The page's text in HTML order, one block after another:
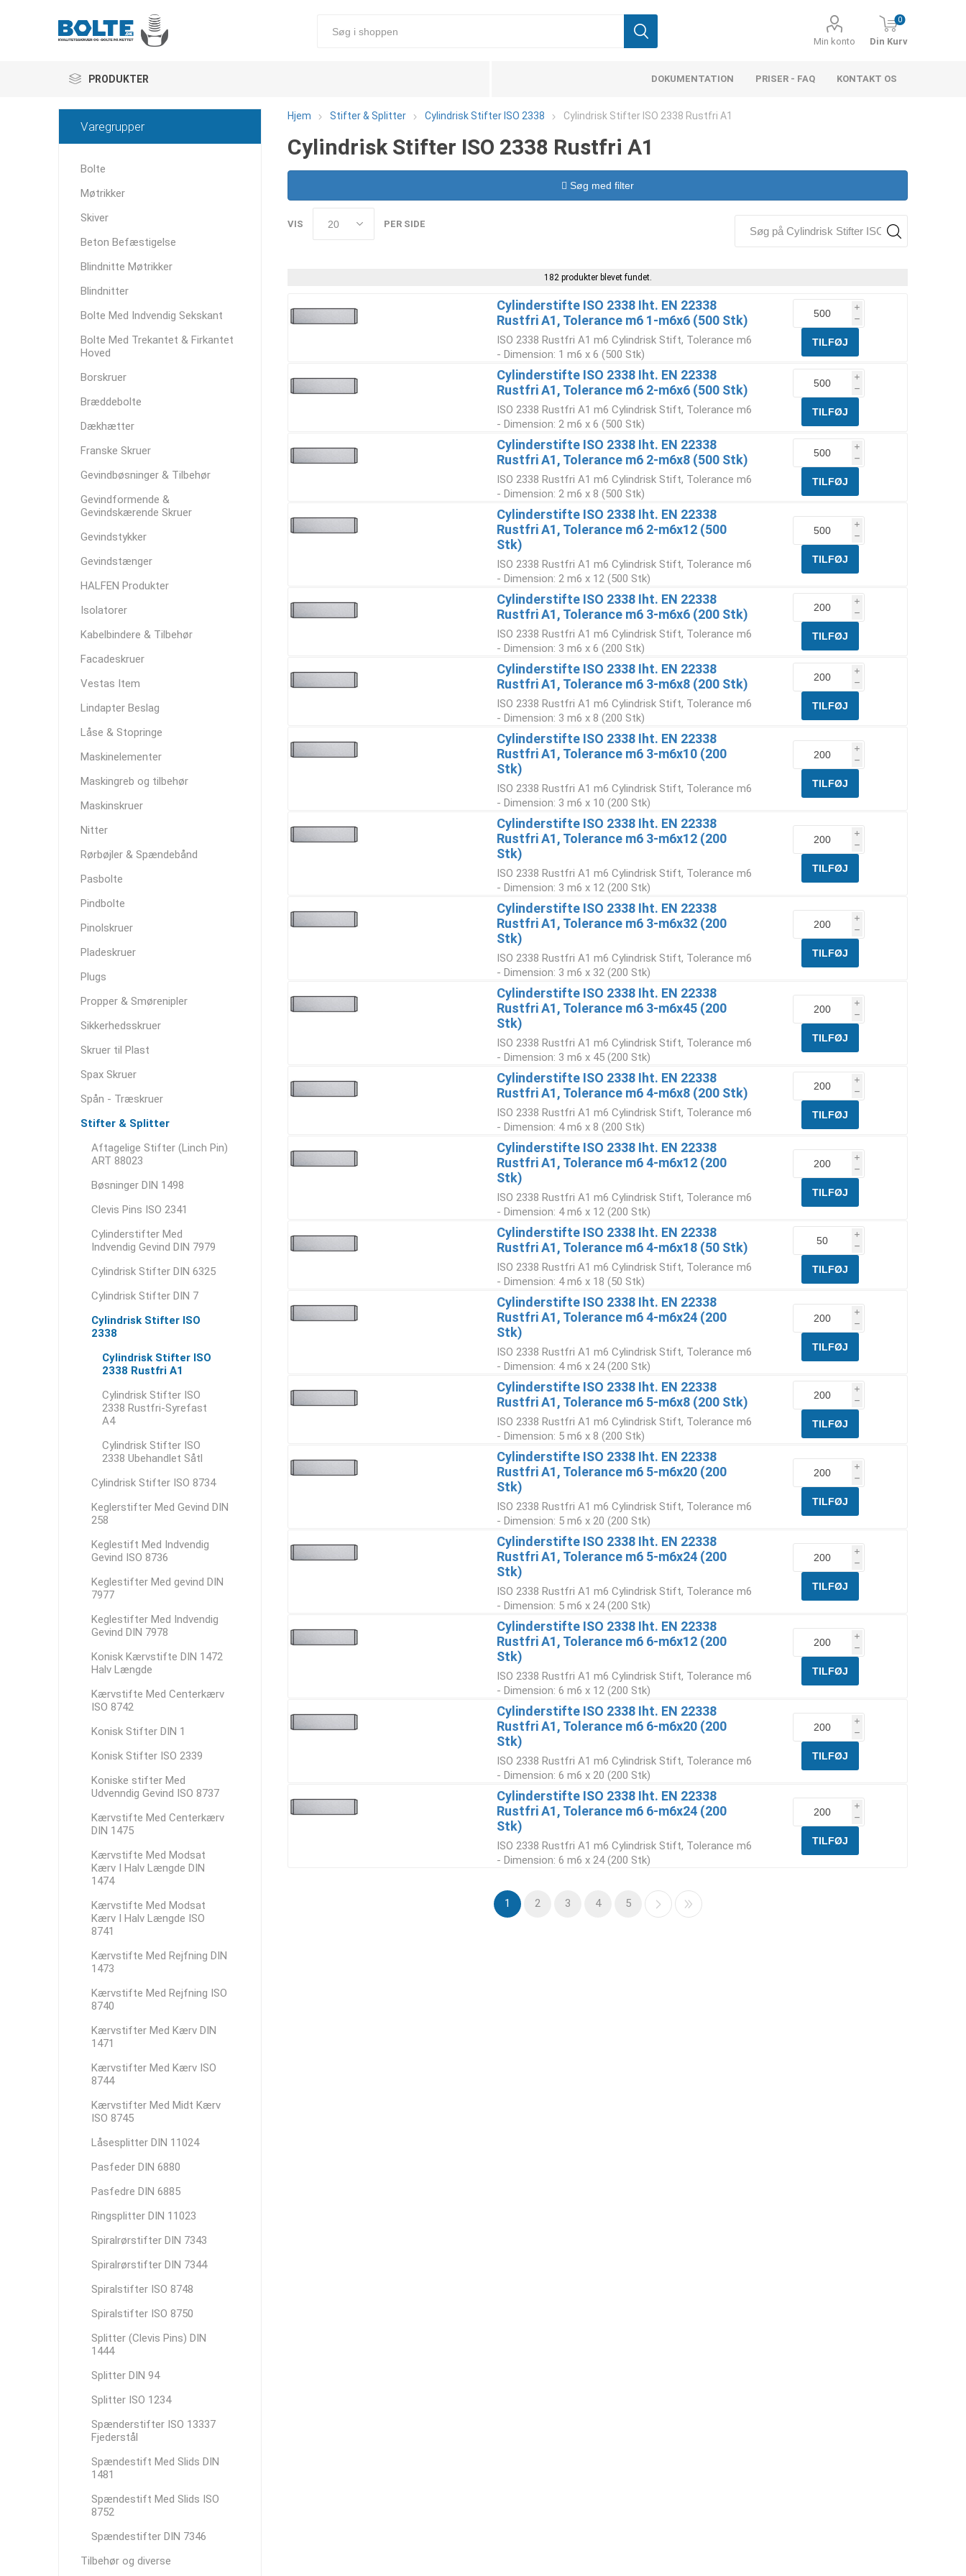
Min konto
0
Din Kurv
PRODUKTER DOKUMENTATION PRISER - FAQ KONTAKT OS
Hjem Stifter & Splitter Cylindrisk Stifter ISO 2338 Cylindrisk Stifter ISO 2338 Rustfri A1
Cylindrisk Stifter ISO 2338 Rustfri A1
Søg med filter
VIS PER SIDE
182 produkter blevet fundet.
Cylinderstifte ISO 2338 Iht. EN 22338
Rustfri A1, Tolerance m6 1-m6x6 (500 Stk)
ISO 2338 Rustfri A1 m6 Cylindrisk Stift, Tolerance m6
- Dimension: 1 m6 x 6 (500 Stk)
i
h
Cylinderstifte ISO 2338 Iht. EN 22338
Rustfri A1, Tolerance m6 2-m6x6 (500 Stk)
ISO 2338 Rustfri A1 m6 Cylindrisk Stift, Tolerance m6
- Dimension: 2 m6 x 6 (500 Stk)
i
h
Cylinderstifte ISO 2338 Iht. EN 22338
Rustfri A1, Tolerance m6 2-m6x8 (500 Stk)
ISO 2338 Rustfri A1 m6 Cylindrisk Stift, Tolerance m6
- Dimension: 2 m6 x 8 (500 Stk)
i
h
Cylinderstifte ISO 2338 Iht. EN 22338
Rustfri A1, Tolerance m6 2-m6x12 (500
Stk)
ISO 2338 Rustfri A1 m6 Cylindrisk Stift, Tolerance m6
- Dimension: 2 m6 x 12 (500 Stk)
i
h
Cylinderstifte ISO 2338 Iht. EN 22338
Rustfri A1, Tolerance m6 3-m6x6 (200 Stk)
ISO 2338 Rustfri A1 m6 Cylindrisk Stift, Tolerance m6
- Dimension: 3 m6 x 6 (200 Stk)
i
h
Cylinderstifte ISO 2338 Iht. EN 22338
Rustfri A1, Tolerance m6 3-m6x8 (200 Stk)
ISO 2338 Rustfri A1 m6 Cylindrisk Stift, Tolerance m6
- Dimension: 3 m6 x 8 (200 Stk)
i
h
Cylinderstifte ISO 2338 Iht. EN 22338
Rustfri A1, Tolerance m6 3-m6x10 (200
Stk)
ISO 2338 Rustfri A1 m6 Cylindrisk Stift, Tolerance m6
- Dimension: 3 m6 x 10 (200 Stk)
i
h
Cylinderstifte ISO 2338 Iht. EN 22338
Rustfri A1, Tolerance m6 3-m6x12 (200
Stk)
ISO 2338 Rustfri A1 m6 Cylindrisk Stift, Tolerance m6
- Dimension: 3 m6 x 12 (200 Stk)
i
h
Cylinderstifte ISO 2338 Iht. EN 22338
Rustfri A1, Tolerance m6 3-m6x32 (200
Stk)
ISO 2338 Rustfri A1 m6 Cylindrisk Stift, Tolerance m6
- Dimension: 3 m6 x 32 (200 Stk)
i
h
Cylinderstifte ISO 2338 Iht. EN 22338
Rustfri A1, Tolerance m6 3-m6x45 (200
Stk)
ISO 2338 Rustfri A1 m6 Cylindrisk Stift, Tolerance m6
- Dimension: 3 m6 x 45 (200 Stk)
i
h
Cylinderstifte ISO 2338 Iht. EN 22338
Rustfri A1, Tolerance m6 4-m6x8 (200 Stk)
ISO 2338 Rustfri A1 m6 Cylindrisk Stift, Tolerance m6
- Dimension: 4 m6 x 8 (200 Stk)
i
h
Cylinderstifte ISO 2338 Iht. EN 22338
Rustfri A1, Tolerance m6 4-m6x12 (200
Stk)
ISO 2338 Rustfri A1 m6 Cylindrisk Stift, Tolerance m6
- Dimension: 4 m6 x 12 (200 Stk)
i
h
Cylinderstifte ISO 2338 Iht. EN 22338
Rustfri A1, Tolerance m6 4-m6x18 (50 Stk)
ISO 2338 Rustfri A1 m6 Cylindrisk Stift, Tolerance m6
- Dimension: 4 m6 x 18 (50 Stk)
i
h
Cylinderstifte ISO 2338 Iht. EN 22338
Rustfri A1, Tolerance m6 4-m6x24 (200
Stk)
ISO 2338 Rustfri A1 m6 Cylindrisk Stift, Tolerance m6
- Dimension: 4 m6 x 24 (200 Stk)
i
h
Cylinderstifte ISO 2338 Iht. EN 22338
Rustfri A1, Tolerance m6 5-m6x8 (200 Stk)
ISO 2338 Rustfri A1 m6 Cylindrisk Stift, Tolerance m6
- Dimension: 5 m6 x 8 (200 Stk)
i
h
Cylinderstifte ISO 2338 Iht. EN 22338
Rustfri A1, Tolerance m6 5-m6x20 (200
Stk)
ISO 2338 Rustfri A1 m6 Cylindrisk Stift, Tolerance m6
- Dimension: 5 m6 x 20 (200 Stk)
i
h
Cylinderstifte ISO 2338 Iht. EN 22338
Rustfri A1, Tolerance m6 5-m6x24 (200
Stk)
ISO 2338 Rustfri A1 m6 Cylindrisk Stift, Tolerance m6
- Dimension: 5 m6 x 24 (200 Stk)
i
h
Cylinderstifte ISO 2338 Iht. EN 22338
Rustfri A1, Tolerance m6 6-m6x12 (200
Stk)
ISO 2338 Rustfri A1 m6 Cylindrisk Stift, Tolerance m6
- Dimension: 6 m6 x 12 (200 Stk)
i
h
Cylinderstifte ISO 2338 Iht. EN 22338
Rustfri A1, Tolerance m6 6-m6x20 (200
Stk)
ISO 2338 Rustfri A1 m6 Cylindrisk Stift, Tolerance m6
- Dimension: 6 m6 x 20 (200 Stk)
i
h
Cylinderstifte ISO 2338 Iht. EN 22338
Rustfri A1, Tolerance m6 6-m6x24 (200
Stk)
ISO 2338 Rustfri A1 m6 Cylindrisk Stift, Tolerance m6
- Dimension: 6 m6 x 24 (200 Stk)
i
h
1 2 3 4 5
Varegrupper
Bolte
Møtrikker
Skiver
Beton Befæstigelse
Blindnitte Møtrikker
Blindnitter
Bolte Med Indvendig Sekskant
Bolte Med Trekantet & Firkantet
Hoved
Borskruer
Bræddebolte
Dækhætter
Franske Skruer
Gevindbøsninger & Tilbehør
Gevindformende &
Gevindskærende Skruer
Gevindstykker
Gevindstænger
HALFEN Produkter
Isolatorer
Kabelbindere & Tilbehør
Facadeskruer
Vestas Item
Lindapter Beslag
Låse & Stopringe
Maskinelementer
Maskingreb og tilbehør
Maskinskruer
Nitter
Rørbøjler & Spændebånd
Pasbolte
Pindbolte
Pinolskruer
Pladeskruer
Plugs
Propper & Smørenipler
Sikkerhedsskruer
Skruer til Plast
Spax Skruer
Spån - Træskruer
Stifter & Splitter
Aftagelige Stifter (Linch Pin)
ART 88023
Bøsninger DIN 1498
Clevis Pins ISO 2341
Cylinderstifter Med
Indvendig Gevind DIN 7979
Cylindrisk Stifter DIN 6325
Cylindrisk Stifter DIN 7
Cylindrisk Stifter ISO
2338
Cylindrisk Stifter ISO
2338 Rustfri A1
Cylindrisk Stifter ISO
2338 Rustfri-Syrefast
A4
Cylindrisk Stifter ISO
2338 Ubehandlet Såtl
Cylindrisk Stifter ISO 8734
Keglerstifter Med Gevind DIN
258
Keglestift Med Indvendig
Gevind ISO 8736
Keglestifter Med gevind DIN
7977
Keglestifter Med Indvendig
Gevind DIN 7978
Konisk Kærvstifte DIN 1472
Halv Længde
Kærvstifte Med Centerkærv
ISO 8742
Konisk Stifter DIN 1
Konisk Stifter ISO 2339
Koniske stifter Med
Udvenndig Gevind ISO 8737
Kærvstifte Med Centerkærv
DIN 1475
Kærvstifte Med Modsat
Kærv I Halv Længde DIN
1474
Kærvstifte Med Modsat
Kærv I Halv Længde ISO
8741
Kærvstifte Med Rejfning DIN
1473
Kærvstifte Med Rejfning ISO
8740
Kærvstifter Med Kærv DIN
1471
Kærvstifter Med Kærv ISO
8744
Kærvstifter Med Midt Kærv
ISO 8745
Låsesplitter DIN 11024
Pasfeder DIN 6880
Pasfedre DIN 6885
Ringsplitter DIN 11023
Spiralrørstifter DIN 7343
Spiralrørstifter DIN 7344
Spiralstifter ISO 8748
Spiralstifter ISO 8750
Splitter (Clevis Pins) DIN
1444
Splitter DIN 94
Splitter ISO 1234
Spænderstifter ISO 13337
Fjederstål
Spændestift Med Slids DIN
1481
Spændestift Med Slids ISO
8752
Spændestifter DIN 7346
Tilbehør og diverse